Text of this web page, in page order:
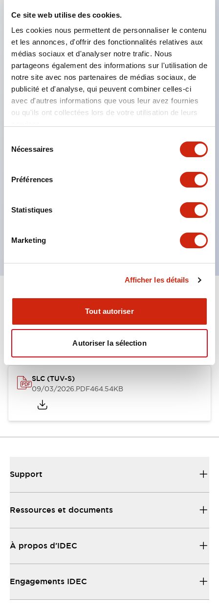
Ce site web utilise des cookies.
Les cookies nous permettent de personnaliser le contenu
et les annonces, d'offrir des fonctionnalités relatives aux
médias sociaux et d'analyser notre trafic. Nous
partageons également des informations sur l'utilisation de
notre site avec nos partenaires de médias sociaux, de
publicité et d'analyse, qui peuvent combiner celles-ci
avec d'autres informations que vous leur avez fournies
ou qu'ils ont collectées lors de votre utilisation de leurs
Nécessaires
Préférences
Statistiques
Marketing
Afficher les détails
Tout autoriser
Autoriser la sélection
Combinez plusieurs voyants et boutons-poussoirs
dans une seule découpe de panneau
Éclairage LED ou incandescent
6V
12V
ou 24V AC/DC 120V ou 240V AC
Jusqu'à 200 fenêtres (10 rangées par 20
poussoirs peuvent être combinées dans presque
La construction à lentilles multicouches permet
Boutons-poussoirs momentanés
ou interrupteurs à clé
Approbations Et Normes
SLC (TUV-S)
09/03/2026.PDF464.54KB
Support
Ressources et documents
À propos d’IDEC
Engagements IDEC